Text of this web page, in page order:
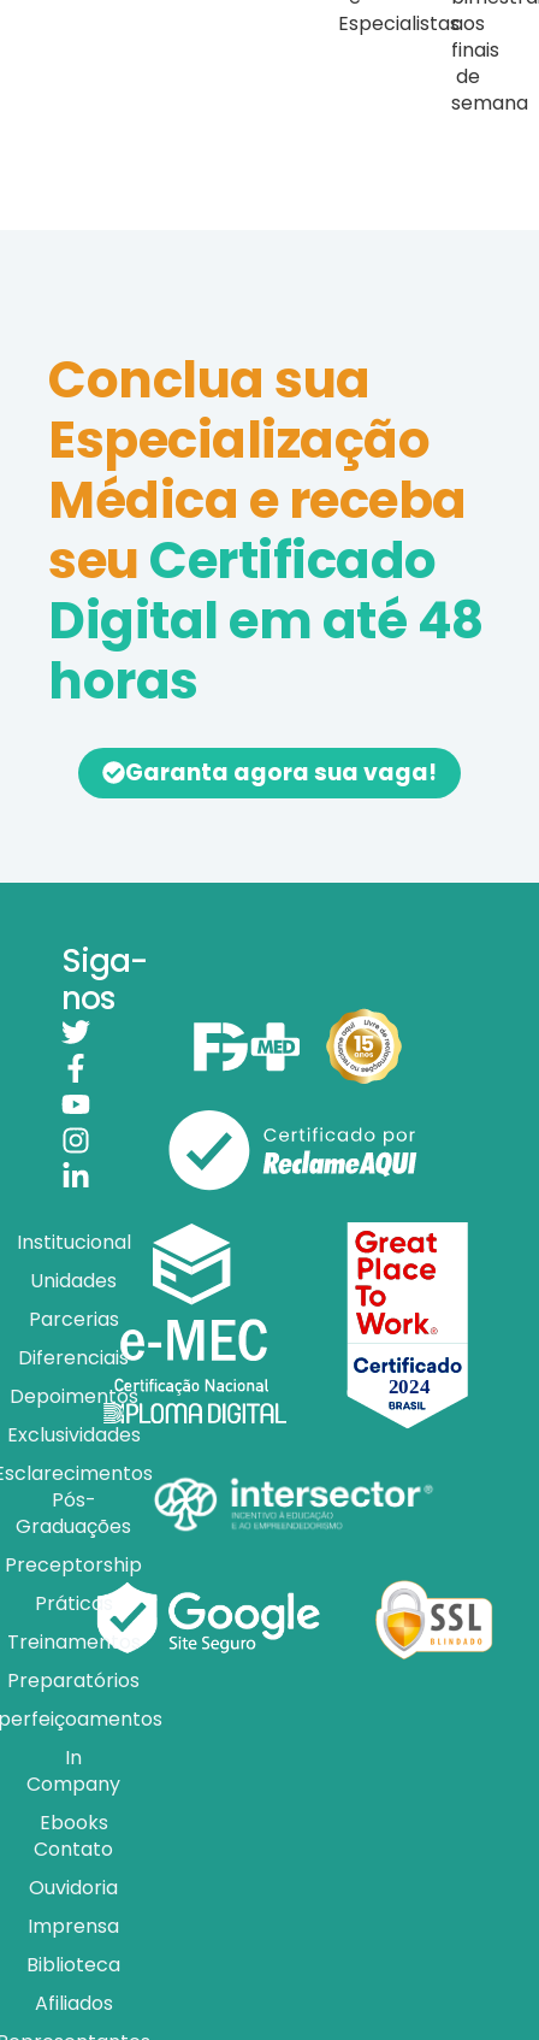
Especialistasaos
finais
de
semana
Conclua sua
Especialização
Médica e receba
seuCertificado
Digital em até 48
horas
Garanta agora sua vaga!
Siga-
nos
Institucional
Unidades
Parcerias
Diferenciais
Depoimentos
Exclusividades
Pós-
Graduações
Preceptorship
Práticas
Treinamentos
Preparatórios
In
Company
Ebooks
Contato
Ouvidoria
Imprensa
Biblioteca
Afiliados